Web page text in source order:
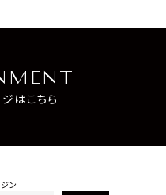
はこちら
ン